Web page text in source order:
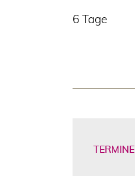
6 Tage
TERMINE